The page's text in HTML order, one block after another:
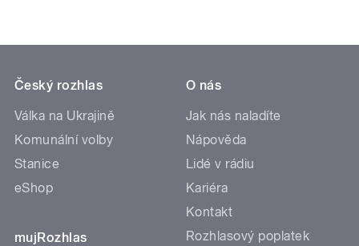
Český rozhlas
Válka na Ukrajině
Komunální volby
Stanice
eShop
mujRozhlas
O nás
Jak nás naladíte
Nápověda
Lidé v rádiu
Kariéra
Kontakt
Rozhlasový poplatek